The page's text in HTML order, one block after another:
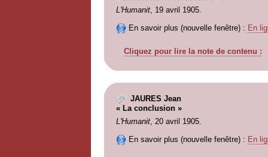
L'Humanit, 19 avril 1905.
En savoir plus (nouvelle fenêtre) : En
Cliquez pour lire la note de contenu :
JAURES Jean
« La conclusion »
L'Humanit, 20 avril 1905.
En savoir plus (nouvelle fenêtre) : En